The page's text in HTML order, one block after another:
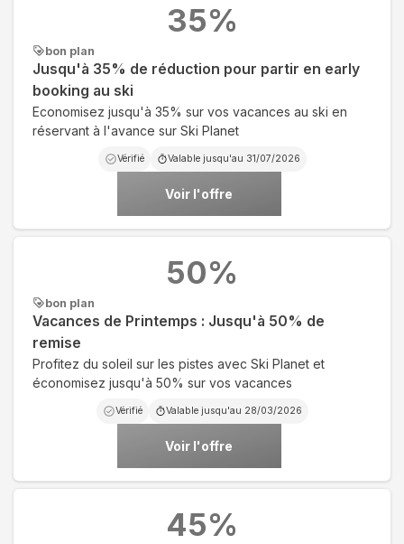
bon plan
Jusqu'à 35% de réduction pour partir en early
booking au ski
Economisez jusqu'à 35% sur vos vacances au ski en
réservant à l'avance sur Ski Planet
Vérifié Valable jusqu'au 31/07/2026
Voir l'offre
35%
bon plan
Vacances de Printemps : Jusqu'à 50% de
remise
Profitez du soleil sur les pistes avec Ski Planet et
économisez jusqu'à 50% sur vos vacances
Vérifié Valable jusqu'au 28/03/2026
Voir l'offre
50%
45%